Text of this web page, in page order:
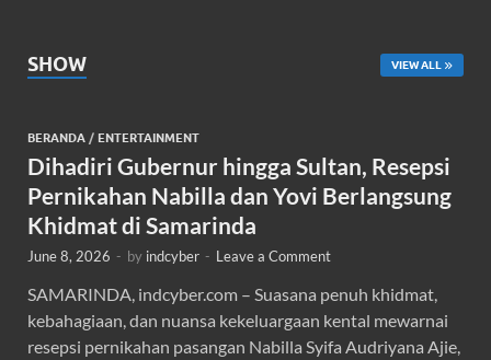
SHOW VIEW ALL
BERANDA / ENTERTAINMENT
Dihadiri Gubernur hingga Sultan, Resepsi
Pernikahan Nabilla dan Yovi Berlangsung
Khidmat di Samarinda
June 8, 2026 - by indcyber - Leave a Comment
SAMARINDA, indcyber.com – Suasana penuh khidmat,
kebahagiaan, dan nuansa kekeluargaan kental mewarnai
resepsi pernikahan pasangan Nabilla Syifa Audriyana Ajie,